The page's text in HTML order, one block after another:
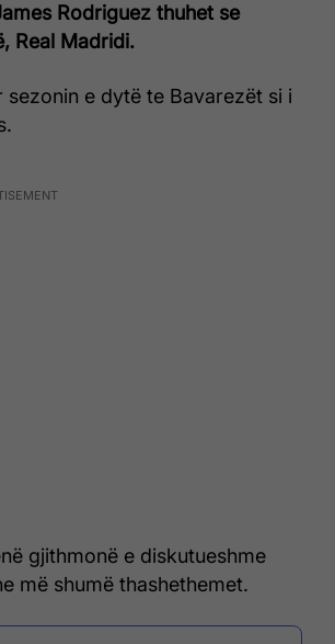
Rodriguez thuhet se
Real Madridi.
e dytë te Bavarezët si i
gjithmonë e diskutueshme
më shumë thashethemet.